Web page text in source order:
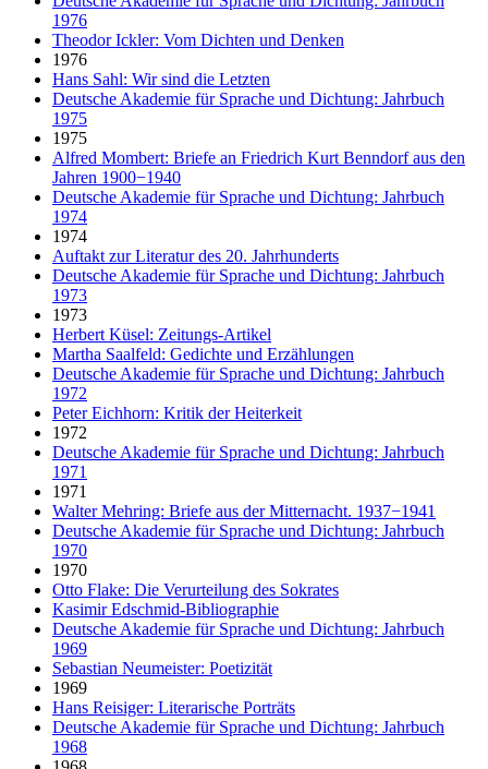
1976
Theodor Ickler: Vom Dichten und Denken
1976
Hans Sahl: Wir sind die Letzten
Deutsche Akademie für Sprache und Dichtung: Jahrbuch
1975
1975
Alfred Mombert: Briefe an Friedrich Kurt Benndorf aus den
Jahren 1900−1940
Deutsche Akademie für Sprache und Dichtung: Jahrbuch
1974
1974
Auftakt zur Literatur des 20. Jahrhunderts
Deutsche Akademie für Sprache und Dichtung: Jahrbuch
1973
1973
Herbert Küsel: Zeitungs-Artikel
Martha Saalfeld: Gedichte und Erzählungen
Deutsche Akademie für Sprache und Dichtung: Jahrbuch
1972
Peter Eichhorn: Kritik der Heiterkeit
1972
Deutsche Akademie für Sprache und Dichtung: Jahrbuch
1971
1971
Walter Mehring: Briefe aus der Mitternacht. 1937−1941
Deutsche Akademie für Sprache und Dichtung: Jahrbuch
1970
1970
Otto Flake: Die Verurteilung des Sokrates
Kasimir Edschmid-Bibliographie
Deutsche Akademie für Sprache und Dichtung: Jahrbuch
1969
Sebastian Neumeister: Poetizität
1969
Hans Reisiger: Literarische Porträts
Deutsche Akademie für Sprache und Dichtung: Jahrbuch
1968